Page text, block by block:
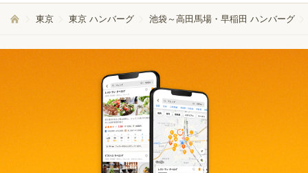
東京 東京 ハンバーグ 池袋～高田馬場・早稲田 ハンバーグ